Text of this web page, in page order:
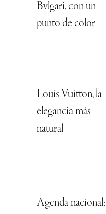
Bvlgari, con un
punto de color
Louis Vuitton, la
elegancia más
natural
Agenda nacional: